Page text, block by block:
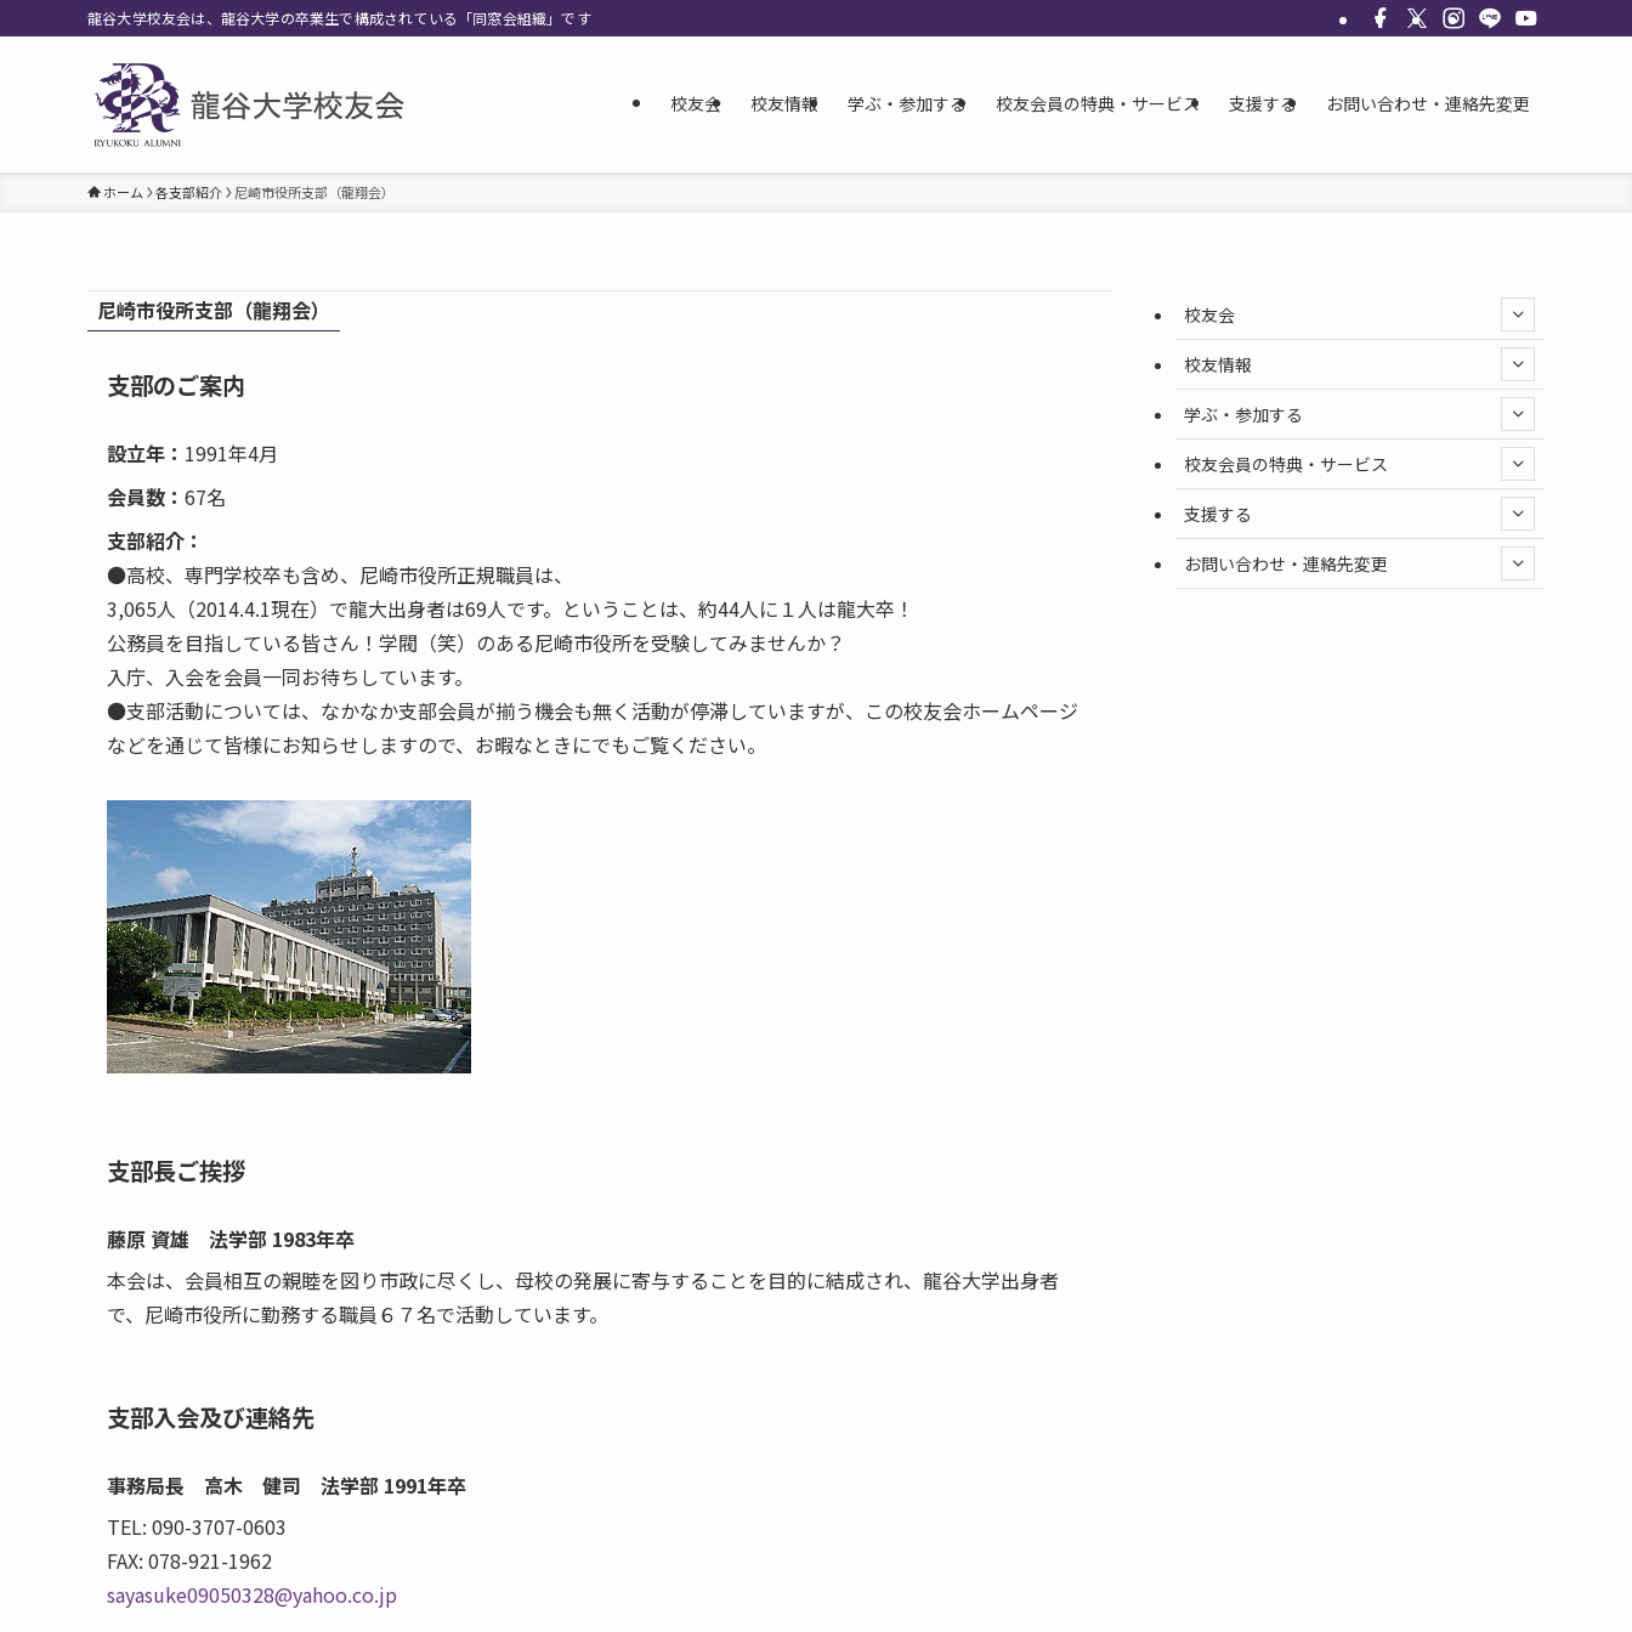
龍谷大学校友会は、龍谷大学の卒業生で構成されている「同窓会組織」です
校友会 校友情報 学ぶ・参加する 校友会員の特典・サービス 支援する お問い合わせ・連絡先変更
ホーム 各支部紹介 尼崎市役所支部（龍翔会）
尼崎市役所支部（龍翔会）
支部のご案内
設立年： 1991年4月
会員数： 67名
支部紹介：
●高校、専門学校卒も含め、尼崎市役所正規職員は、
3,065人（2014.4.1現在）で龍大出身者は69人です。ということは、約44人に１人は龍大卒！
公務員を目指している皆さん！学閥（笑）のある尼崎市役所を受験してみませんか？
入庁、入会を会員一同お待ちしています。
●支部活動については、なかなか支部会員が揃う機会も無く活動が停滞していますが、この校友会ホームページ
などを通じて皆様にお知らせしますので、お暇なときにでもご覧ください。
支部長ご挨拶
藤原 資雄 法学部 1983年卒
本会は、会員相互の親睦を図り市政に尽くし、母校の発展に寄与することを目的に結成され、龍谷大学出身者
で、尼崎市役所に勤務する職員６７名で活動しています。
支部入会及び連絡先
事務局長 高木 健司 法学部 1991年卒
TEL: 090-3707-0603
FAX: 078-921-1962
sayasuke09050328@yahoo.co.jp
校友会
校友情報
学ぶ・参加する
校友会員の特典・サービス
支援する
お問い合わせ・連絡先変更